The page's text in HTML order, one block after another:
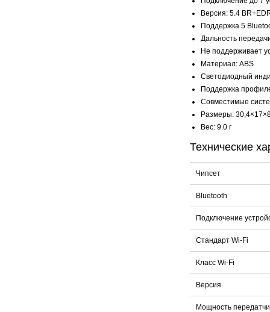
Версия: 5.4
Поддержка 5
Дальность
Не поддерживает
Материал: ABS
Светодиодный
Поддержка
Совместимые
Размеры:
Вес: 9.0 г
Технические
Чипсет
Bluetooth
Подключение
Стандарт Wi-Fi
Класс Wi-Fi
Версия
Мощность